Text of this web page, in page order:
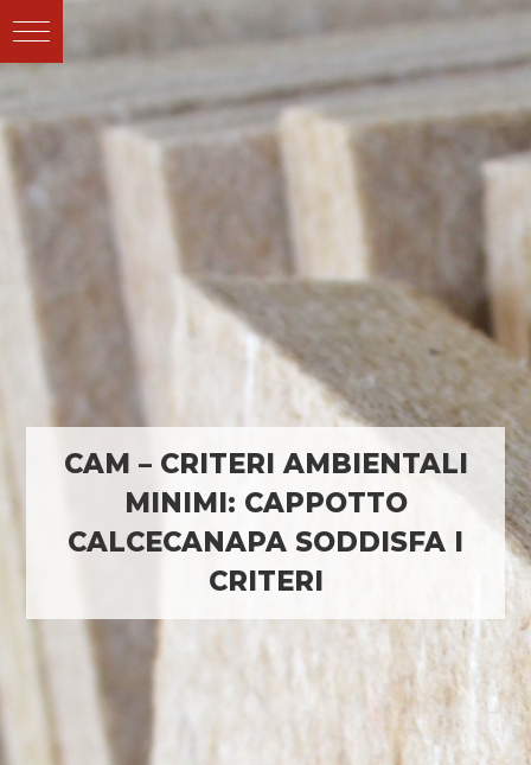
CAM – CRITERI AMBIENTALI
MINIMI: CAPPOTTO
CALCECANAPA SODDISFA I
CRITERI